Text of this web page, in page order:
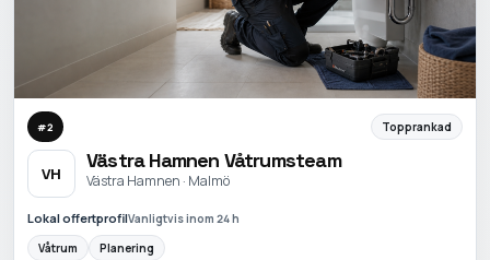
#2 Topprankad
VH
Västra Hamnen Våtrumsteam
Västra Hamnen · Malmö
Lokal offertprofilVanligtvis inom 24 h
Våtrum
Planering